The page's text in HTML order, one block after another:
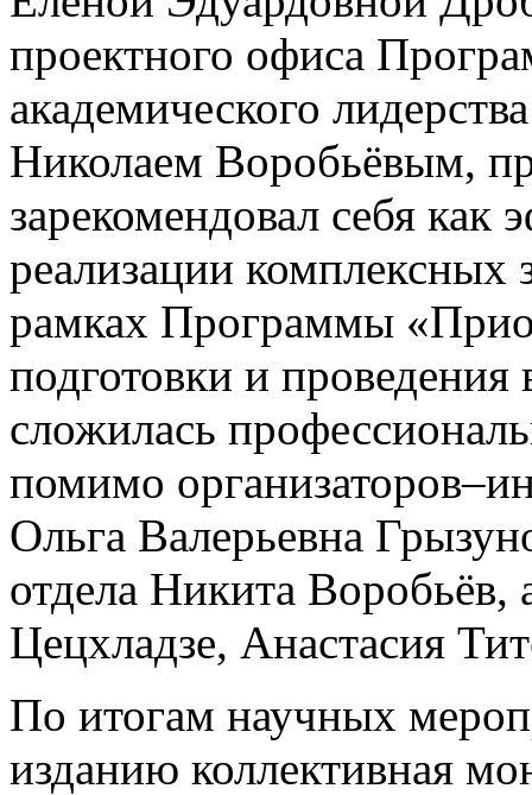
проектного офиса
академического
Николаем Воробьёвым,
зарекомендовал себя как
реализации комплексных
рамках Программы
подготовки и
сложилась
помимо
Ольга Валерьевна
отдела Никита Воробьёв,
Цецхладзе, Анастасия
По итогам научных
изданию коллективная